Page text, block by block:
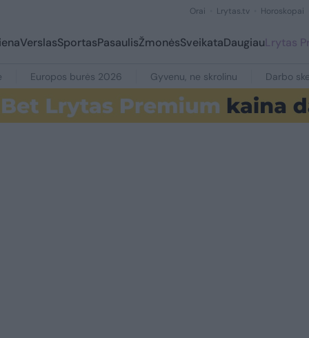
Orai Lrytas.tv Horoskopai
VerslasSportasPasaulisŽmonėsSveikataDaugiauLrytas
Europos burės 2026 Gyvenu, ne skrolinu Darbo